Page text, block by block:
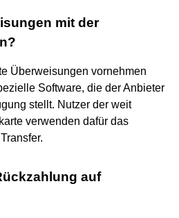
mit der
Überweisungen vornehmen
Software, die der Anbieter
stellt. Nutzer der weit
verwenden dafür das
auf